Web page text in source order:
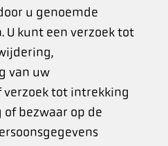
u genoemde
U kunt een verzoek tot
van uw
verzoek tot intrekking
bezwaar op de